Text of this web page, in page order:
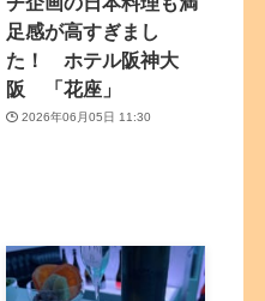
足感が高すぎまし
た！ ホテル阪神大
阪 「花座」
2026年06月05日 11:30